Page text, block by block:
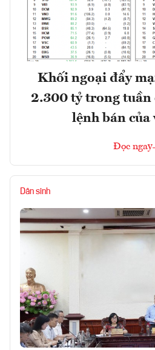
Khối ngoại đẩy
2.300 tỷ trong tuần
lệnh bán của
Đọc ngay
Dân sinh